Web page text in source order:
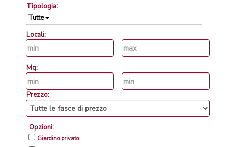
Tipologia:
Tutte
Locali:
Mq:
Prezzo:
Opzioni:
Giardino privato